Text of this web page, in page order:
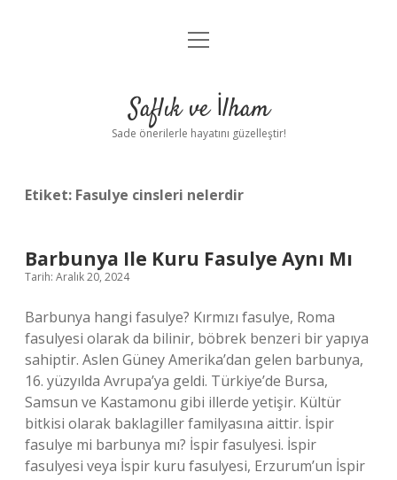
Anasayfa
Yasal Uyarı
menüyü
Saflık ve İlham
Sade önerilerle hayatını güzelleştir!
Etiket: Fasulye cinsleri nelerdir
Barbunya Ile Kuru Fasulye Aynı Mı
Tarih: Aralık 20, 2024
Barbunya hangi fasulye? Kırmızı fasulye, Roma
fasulyesi olarak da bilinir, böbrek benzeri bir yapıya
sahiptir. Aslen Güney Amerika’dan gelen barbunya,
16. yüzyılda Avrupa’ya geldi. Türkiye’de Bursa,
Samsun ve Kastamonu gibi illerde yetişir. Kültür
bitkisi olarak baklagiller familyasına aittir. İspir
fasulye mi barbunya mı? İspir fasulyesi. İspir
fasulyesi veya İspir kuru fasulyesi, Erzurum’un İspir